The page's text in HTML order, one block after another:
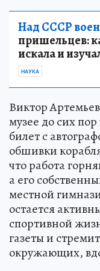
Над СССР
пришельцев:
искала и
НАУКА
Виктор
музее до сих
билет с
обшивки
что работа
а его
местной
остается
спортивной
газеты и
окружающих,